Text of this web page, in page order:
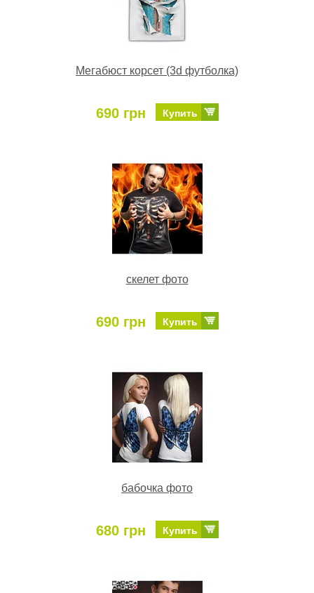
Мегабюст корсет (3d футболка)
690 грн Купить
скелет фото
690 грн Купить
бабочка фото
680 грн Купить